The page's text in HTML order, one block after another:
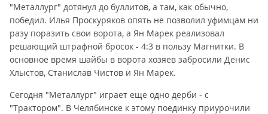
"Металлург" дотянул до буллитов, а там, как обычно,
победил. Илья Проскуряков опять не позволил уфимцам ни
разу поразить свои ворота, а Ян Марек реализовал
решающий штрафной бросок - 4:3 в пользу Магнитки. В
основное время шайбы в ворота хозяев забросили Денис
Хлыстов, Станислав Чистов и Ян Марек.
Сегодня "Металлург" играет еще одно дерби - с
"Трактором". В Челябинске к этому поединку приурочили